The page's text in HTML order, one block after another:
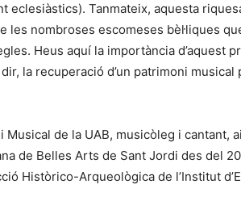
eclesiàstics). Tanmateix, aquesta
nombroses escomeses bèl·liques
Heus aquí la importància d’aquest
la recuperació d’un patrimoni musical
Musical de la UAB, musicòleg i cantant,
de Belles Arts de Sant Jordi des del
Històrico-Arqueològica de l’Institut